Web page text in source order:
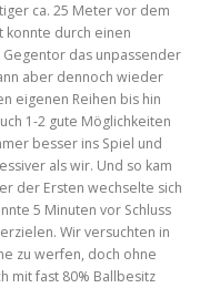
ca. 25 Meter vor dem
konnte durch einen
das unpassender
aber dennoch wieder
eigenen Reihen bis hin
1-2 gute Möglichkeiten
besser ins Spiel und
als wir. Und so kam
der Ersten wechselte sich
5 Minuten vor Schluss
Wir versuchten in
zu werfen, doch ohne
mit fast 80% Ballbesitz